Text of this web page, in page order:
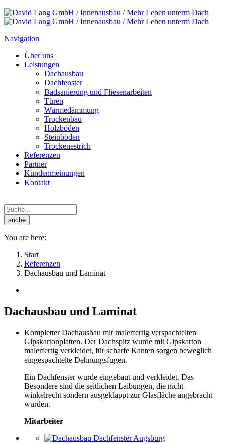
Navigation
Über uns
Leistungen
Dachausbau
Dachfenster
Badsanierung und Fliesenarbeiten
Türen
Wärmedämmung
Trockenbau
Holzböden
Steinböden
Trockenestrich
Referenzen
Partner
Kundenmeinungen
Kontakt
You are here:
Start
Referenzen
Dachausbau und Laminat
Dachausbau und Laminat
Kompletter Dachausbau mit malerfertig verspachtelten
Gipskartonplatten. Der Dachspitz wurde mit Gipskarton
malerfertig verkleidet, für scharfe Kanten sorgen beweglich
eingespachtelte Dehnungsfugen.
Ein Dachfenster wurde eingebaut und verkleidet. Das
Besondere sind die seitlichen Laibungen, die nicht
winkelrecht sondern ausgeklappt zur Glasfläche angebracht
wurden.
Mitarbeiter